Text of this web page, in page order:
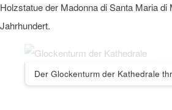
Holzstatue der Madonna di Santa Maria di
Jahrhundert.
Der Glockenturm der Kathedrale